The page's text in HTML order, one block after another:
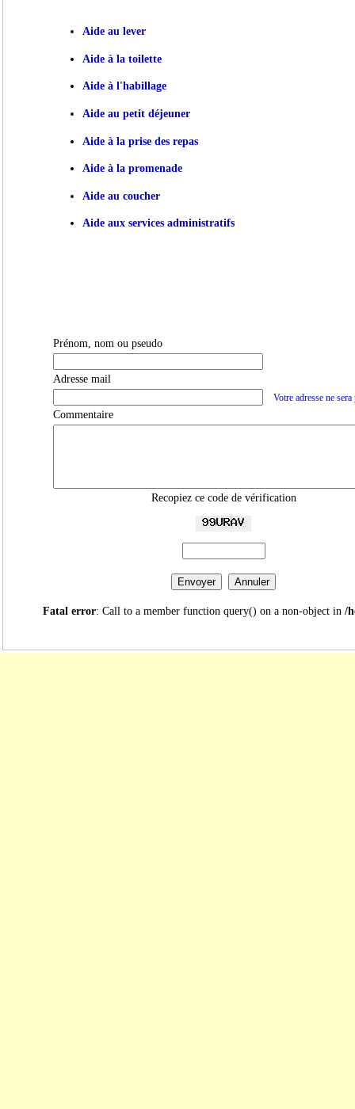
Aide au lever
Aide à la toilette
Aide à l'habillage
Aide au petit déjeuner
Aide à la prise des repas
Aide à la promenade
Aide au coucher
Aide aux services administratifs
Prénom, nom ou pseudo
Adresse mail
Votre adresse ne
Commentaire
Recopiez ce code de vérification
Fatal error: Call to a member function query() on a non-object in /